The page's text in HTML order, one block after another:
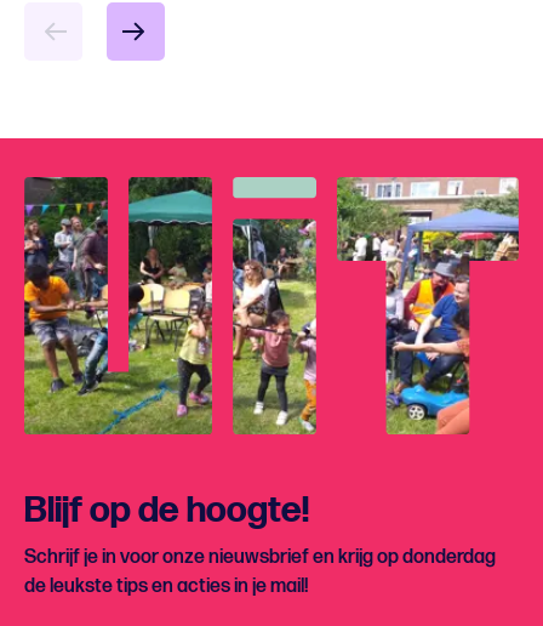
Blijf op de hoogte!
Schrijf je in voor onze nieuwsbrief en krijg op donderdag
de leukste tips en acties in je mail!